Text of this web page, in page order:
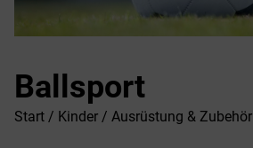
Ballsport
Start / Kinder / Ausrüstung & Zubehör